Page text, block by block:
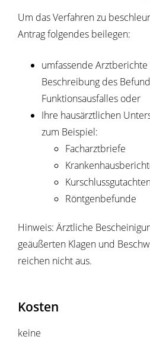
Um das Verfahren zu
Antrag folgendes beilegen:
umfassende
Beschreibung des
Funktionsausfalles oder
Ihre hausärztlichen
zum Beispiel:
Facharztbriefe
Röntgenbefunde
Hinweis: Ärztliche
geäußerten Klagen und
reichen nicht aus.
Kosten
keine